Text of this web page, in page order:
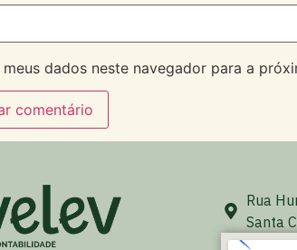
meus dados neste navegador para a
Rua
Santa